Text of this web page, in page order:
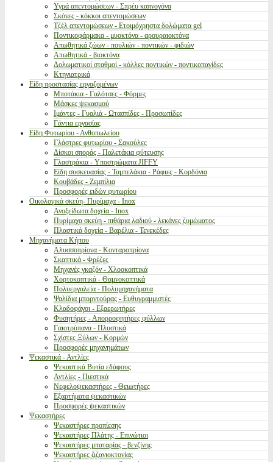
Υγρά απεντομώσεων - Σπρέυ καπνογόνα
Σκόνες - κόκκοι απεντομώσεων
Τζέλ απεντομώσεων - Ετοιμόχρηστα δολώματα gel
Ποντικοφάρμακα - μυοκτόνα - αρουραιοκτόνα
Απωθητικά ζώων - πουλιών - ποντικών - φιδιών
Απωθητικά - βιοκτόνα
Δολωματικοί σταθμοί - κόλλες ποντικών - ποντικοπαγίδες
Κτηνιατρικά
Είδη προστασίας εργαζομένων
Μποτάκια - Γαλότσες - Φόρμες
Μάσκες ψεκασμού
Ιμάντες - Γυαλιά - Ωτασπίδες - Προσωπίδες
Γάντια εργασίας
Είδη Φυτωρίου - Ανθοπωλείου
Γλάστρες φυτωρίου - Σακούλες
Δίσκοι σποράς - Παλετάκια φύτευσης
Γλαστράκια - Υποστρώματα JIFFY
Είδη συσκευασίας - Ταμπελάκια - Ράφιες - Κορδόνια
Κουβάδες - Ζεμπίλια
Προσφορές ειδών φυτωρίου
Οικολογικά σκεύη- Πυρίμαχα - Inox
Ανοξείδωτα δοχεία - Inox
Πυρίμαχα σκεύη - πιθάρια λαδιού - λεκάνες ζυμώματος
Πλαστικά δοχεία - Βαρέλια - Τενεκέδες
Μηχανήματα Κήπου
Αλυσσοπρίονα - Κονταροπρίονα
Σκαπτικά - Φρέζες
Μηχανές γκαζόν - Χλοοκοπτικά
Χορτοκοπτικά - Θαμνοκοπτικά
Πολυεργαλεία - Πολυμηχανήματα
Ψαλίδια μπορντούρας - Ευθυγραμμιστές
Κλαδοφάγοι - Εξαερωτήρες
Φυσητήρες - Απορροφητήρες φύλλων
Γαιοτρύπανα - Πλυστικά
Σχίστες Ξύλων - Κορμών
Προσφορές μηχανημάτων
Ψεκαστικά - Αντλίες
Ψεκαστικά Βυτία εδάφους
Αντλίες - Πιεστικά
Νεφελοψεκαστήρες - Θειωτήρες
Εξαρτήματα ψεκαστικών
Προσφορές ψεκαστικών
Ψεκαστήρες
Ψεκαστήρες προπίεσης
Ψεκαστήρες Πλάτης - Επινώτιοι
Ψεκαστήρες μπαταρίας - βενζίνης
Ψεκαστήρες ζιζανιοκτονίας